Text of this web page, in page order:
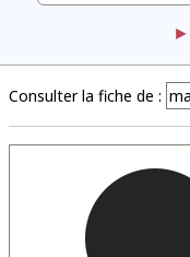
Consulter la fiche de :